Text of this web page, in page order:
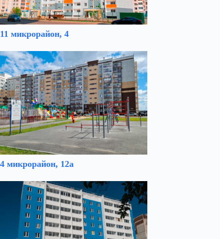
11 микрорайон, 4
4 микрорайон, 12а